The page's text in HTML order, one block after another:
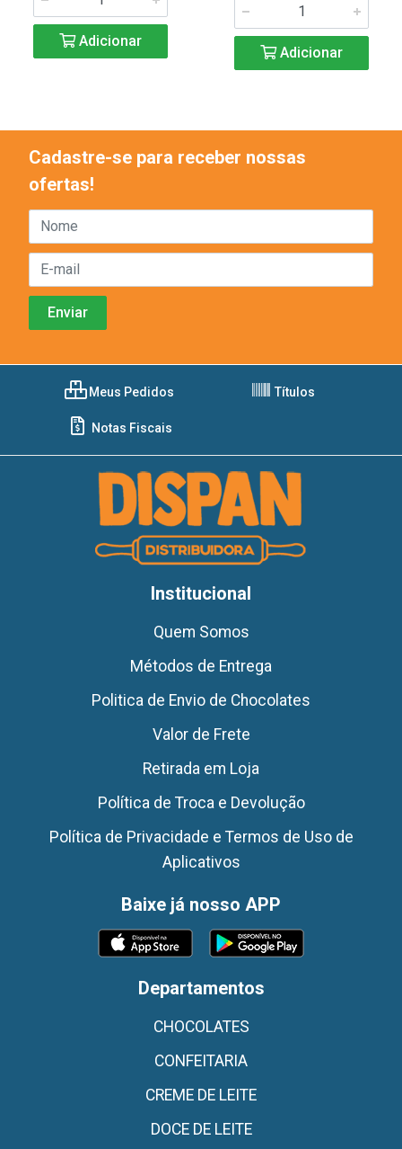
Adicionar
Adicionar
Cadastre-se para receber nossas
ofertas!
Meus Pedidos Títulos
Notas Fiscais
Institucional
Quem Somos
Métodos de Entrega
Politica de Envio de Chocolates
Valor de Frete
Retirada em Loja
Política de Troca e Devolução
Política de Privacidade e Termos de Uso de
Aplicativos
Baixe já nosso APP
Departamentos
CHOCOLATES
CONFEITARIA
CREME DE LEITE
DOCE DE LEITE